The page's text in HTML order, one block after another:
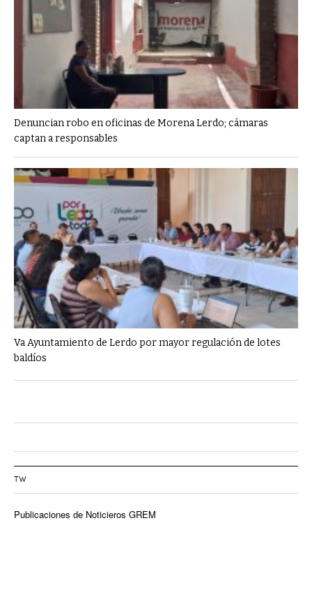
Denuncian robo en oficinas de Morena Lerdo; cámaras
captan a responsables
Va Ayuntamiento de Lerdo por mayor regulación de lotes
baldíos
TW
Publicaciones de Noticieros GREM